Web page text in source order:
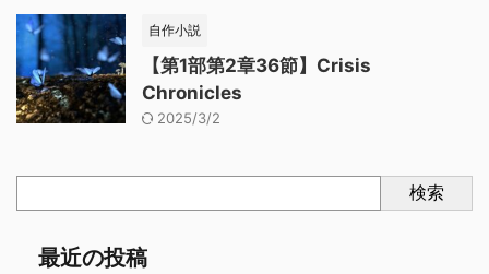
自作小説
【第1部第2章36節】Crisis
Chronicles
2025/3/2
検索
最近の投稿